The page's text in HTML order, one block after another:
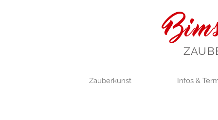
Zauberkunst Infos &